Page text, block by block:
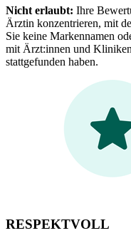
Nicht erlaubt: Ihre
Ärztin konzentrieren, mit
Sie keine Markennamen
mit Ärzt:innen und
stattgefunden haben.
RESPEKTVOLL